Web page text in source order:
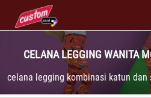
CELANA LEGGING WANITA
celana legging kombinasi katun